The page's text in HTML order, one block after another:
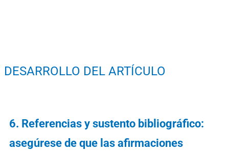
DESARROLLO DEL ARTÍCULO
6. Referencias y sustento bibliográfico:
asegúrese de que las afirmaciones